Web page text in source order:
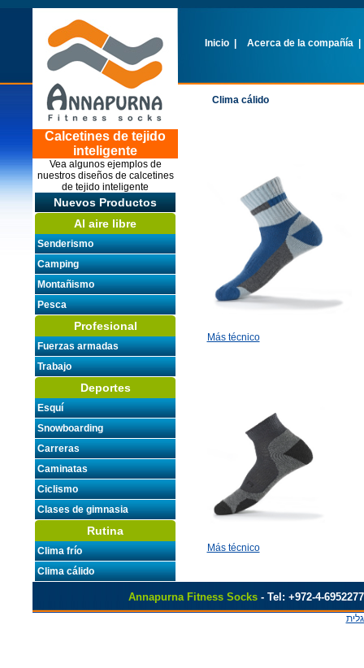
Inicio Acerca de la compañía
Calcetines de tejido
inteligente
Vea algunos ejemplos de
nuestros diseños de calcetines
de tejido inteligente
Nuevos Productos
Al aire libre
Senderismo
Camping
Montañismo
Pesca
Profesional
Fuerzas armadas
Trabajo
Deportes
Esquí
Snowboarding
Carreras
Caminatas
Ciclismo
Clases de gimnasia
Rutina
Clima frío
Clima cálido
Clima cálido
Más técnico
Más técnico
AnnapurnaFitness Socks - Tel: +972-4-